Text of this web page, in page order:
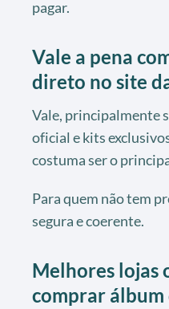
pagar.
Vale a pena
direto no site
Vale, principalmente
oficial e kits
costuma ser o
Para quem não tem
segura e coerente.
Melhores lojas
comprar álbum